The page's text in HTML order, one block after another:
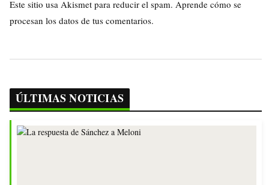
Este sitio usa Akismet para reducir el spam. Aprende cómo se
procesan los datos de tus comentarios.
ÚLTIMAS NOTICIAS